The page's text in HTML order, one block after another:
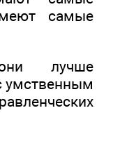
самые
лучше
умственным